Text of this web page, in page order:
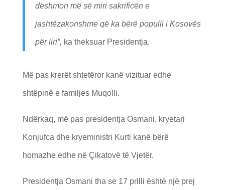
dëshmon më së miri sakrificën e
jashtëzakonshme që ka bërë populli i Kosovës
për liri”, ka theksuar Presidentja.
Më pas krerët shtetëror kanë vizituar edhe
shtëpinë e familjes Muqolli.
Ndërkaq, më pas presidentja Osmani, kryetari
Konjufca dhe kryeministri Kurti kanë bërë
homazhe edhe në Çikatovë të Vjetër.
Presidentja Osmani tha se 17 prilli është një prej